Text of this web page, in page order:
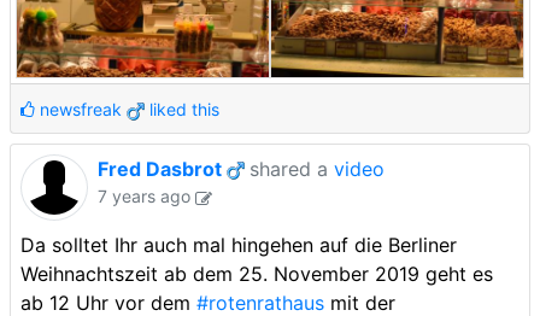
newsfreak liked this
Fred Dasbrot shared a video
7 years ago
Da solltet Ihr auch mal hingehen auf die Berliner
Weihnachtszeit ab dem 25. November 2019 geht es
ab 12 Uhr vor dem #rotenrathaus mit der